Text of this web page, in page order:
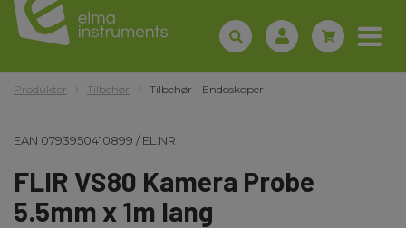
Produkter Tilbehør Tilbehør - Endoskoper
EAN 0793950410899 /EL.NR
FLIR VS80 Kamera Probe
5.5mm x 1m lang